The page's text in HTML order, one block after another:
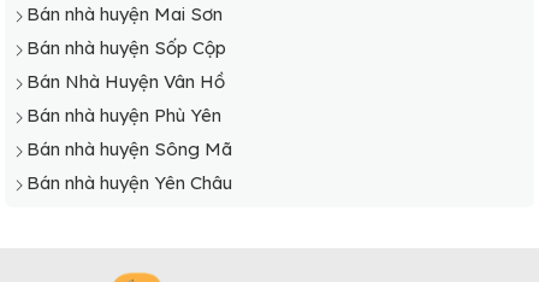
Bán nhà huyện Mai Sơn
Bán nhà huyện Sốp Cộp
Bán Nhà Huyện Vân Hồ
Bán nhà huyện Phù Yên
Bán nhà huyện Sông Mã
Bán nhà huyện Yên Châu